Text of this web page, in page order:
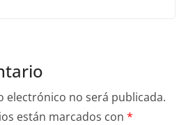
electrónico no será publicada.
están marcados con *